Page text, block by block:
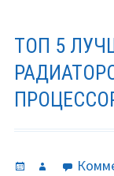
ТОП 5
Опубликовано
Автор